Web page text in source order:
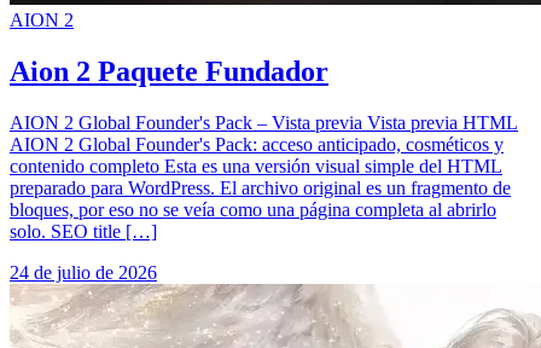
AION 2
Aion 2 Paquete Fundador
AION 2 Global Founder's Pack – Vista previa Vista previa HTML
AION 2 Global Founder's Pack: acceso anticipado, cosméticos y
contenido completo Esta es una versión visual simple del HTML
preparado para WordPress. El archivo original es un fragmento de
bloques, por eso no se veía como una página completa al abrirlo
solo. SEO title […]
24 de julio de 2026